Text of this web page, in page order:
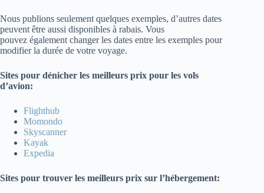
Nous publions seulement quelques exemples, d’autres dates
peuvent être aussi disponibles à rabais. Vous
pouvez également changer les dates entre les exemples pour
modifier la durée de votre voyage.
Sites pour dénicher les meilleurs prix pour les vols
d’avion:
Flighthub
Momondo
Skyscanner
Kayak
Expedia
Sites pour trouver les meilleurs prix sur l’hébergement: